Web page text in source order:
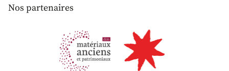
Nos partenaires